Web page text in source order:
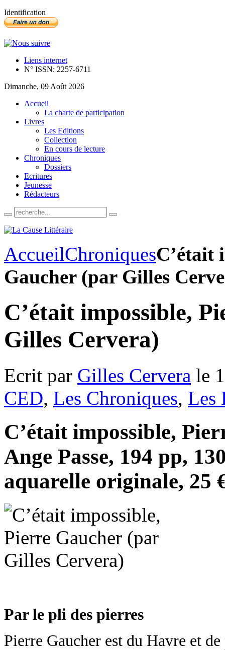
Identification
Liens internet
N° ISSN: 2257-6711
Dimanche, 09 Août 2026
Accueil
La charte de participation
Livres
Les Editions
Collection
En cours de lecture
Chroniques
Dossiers
Ecritures
Jeunesse
Rédacteurs
AccueilChroniquesC’était
Gaucher (par Gilles
C’était impossible,
Gilles Cervera)
Ecrit par Gilles Cervera le
CED, Les Chroniques, Les
C’était impossible,
Ange Passe, 194 pp,
aquarelle originale, 25
Par le pli des pierres
Pierre Gaucher est du Havre et